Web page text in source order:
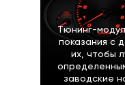
Тюнинг-
показания с
их, чтобы
заводские